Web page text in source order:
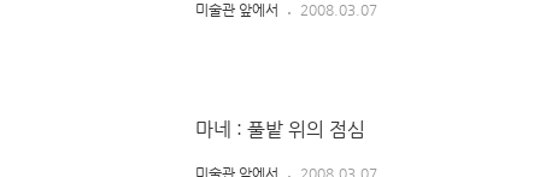
미술관 앞에서 2008.03.07
마네 : 풀밭 위의 점심
미술관 앞에서 2008.03.07